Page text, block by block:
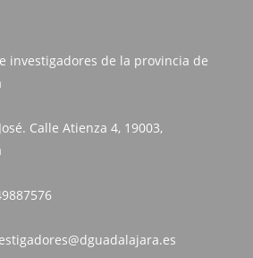
investigadores de la provincia de
Calle Atienza 4, 19003,